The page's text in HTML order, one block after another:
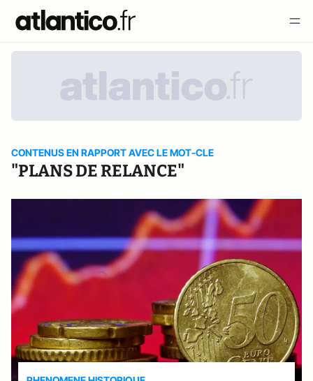
CONTENUS EN RAPPORT AVEC LE MOT-CLE
"PLANS DE RELANCE"